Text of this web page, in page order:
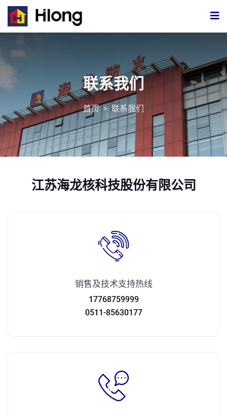
联系我们
首页>联系我们
江苏海龙核科技股份有限公司
销售及技术支持热线
17768759999
0511-85630177